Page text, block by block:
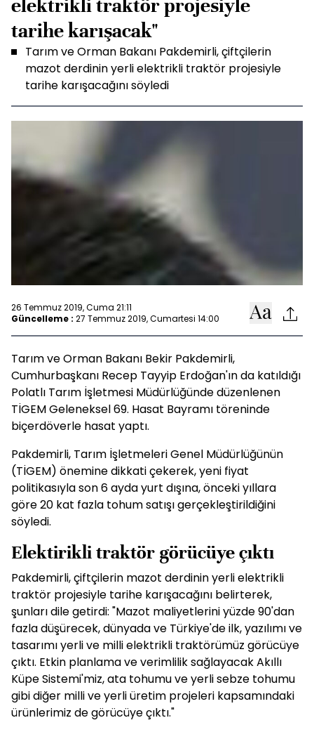
elektrikli traktör projesiyle
tarihe karışacak"
Tarım ve Orman Bakanı Pakdemirli, çiftçilerin
mazot derdinin yerli elektrikli traktör projesiyle
tarihe karışacağını söyledi
26 Temmuz 2019, Cuma 21:11
Güncelleme : 27 Temmuz 2019, Cumartesi 14:00
Tarım ve Orman Bakanı Bekir Pakdemirli,
Cumhurbaşkanı Recep Tayyip Erdoğan'ın da katıldığı
Polatlı Tarım İşletmesi Müdürlüğünde düzenlenen
TİGEM Geleneksel 69. Hasat Bayramı töreninde
biçerdöverle hasat yaptı.
Pakdemirli, Tarım İşletmeleri Genel Müdürlüğünün
(TİGEM) önemine dikkati çekerek, yeni fiyat
politikasıyla son 6 ayda yurt dışına, önceki yıllara
göre 20 kat fazla tohum satışı gerçekleştirildiğini
söyledi.
Elektirikli traktör görücüye çıktı
Pakdemirli, çiftçilerin mazot derdinin yerli elektrikli
traktör projesiyle tarihe karışacağını belirterek,
şunları dile getirdi: "Mazot maliyetlerini yüzde 90'dan
fazla düşürecek, dünyada ve Türkiye'de ilk, yazılımı ve
tasarımı yerli ve milli elektrikli traktörümüz görücüye
çıktı. Etkin planlama ve verimlilik sağlayacak Akıllı
Küpe Sistemi'miz, ata tohumu ve yerli sebze tohumu
gibi diğer milli ve yerli üretim projeleri kapsamındaki
ürünlerimiz de görücüye çıktı."